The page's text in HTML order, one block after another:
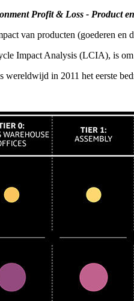
Profit & Loss - Product
van producten (goederen en
Impact Analysis (LCIA), is
in 2011 het eerste